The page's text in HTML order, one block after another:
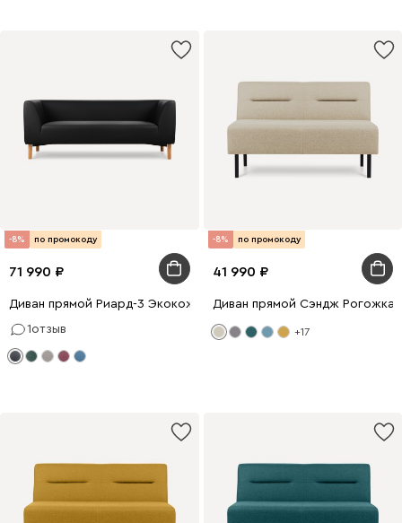
-8% по промокоду
71 990
Диван прямой Риард-3 Экокожа Черный
1отзыв
-8% по промокоду
41 990
Диван прямой Сэндж Рогожка
+17